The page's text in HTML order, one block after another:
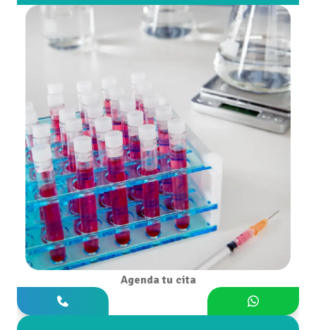
Agenda tu cita